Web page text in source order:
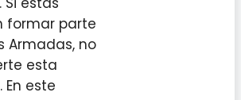
formar parte
Armadas, no
esta
este